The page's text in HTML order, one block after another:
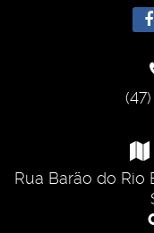
Rua Barão do Rio